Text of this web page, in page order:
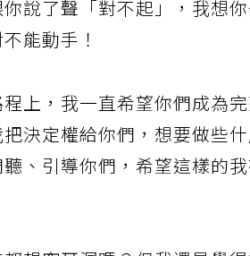
說了聲「對不起」，我想
能動手！
上，我一直希望你們成為
決定權給你們，想要做些
、引導你們，希望這樣的